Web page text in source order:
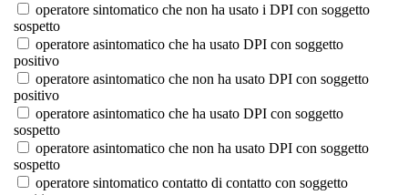
operatore sintomatico che non ha usato i DPI con soggetto
sospetto
operatore asintomatico che ha usato DPI con soggetto
positivo
operatore asintomatico che non ha usato DPI con soggetto
positivo
operatore asintomatico che ha usato DPI con soggetto
sospetto
operatore asintomatico che non ha usato DPI con soggetto
sospetto
operatore sintomatico contatto di contatto con soggetto